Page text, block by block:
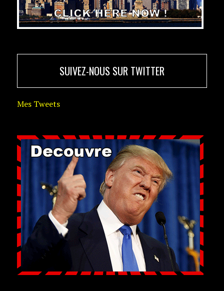
SUIVEZ-NOUS SUR TWITTER
Mes Tweets